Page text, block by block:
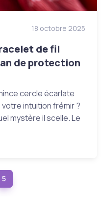
18 octobre 2025
de fil
de protection
cercle écarlate
intuition frémir ?
mystère il scelle. Le
5